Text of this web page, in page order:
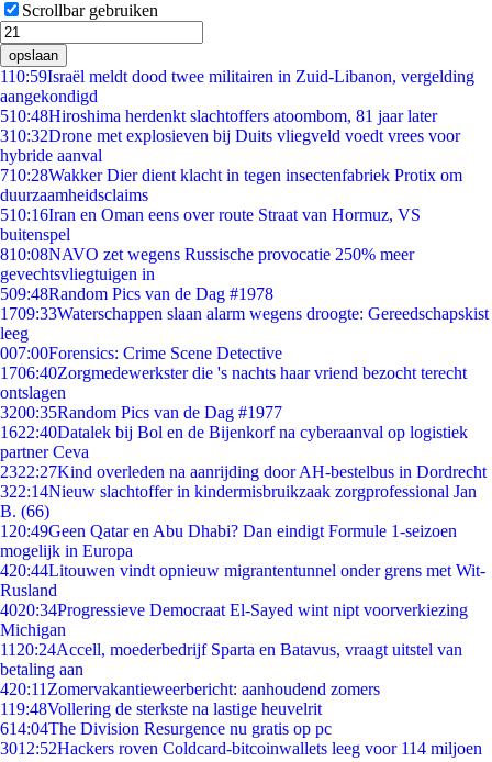
Scrollbar gebruiken
opslaan
110:59Israël meldt dood twee militairen in Zuid-Libanon, vergelding
aangekondigd
510:48Hiroshima herdenkt slachtoffers atoombom, 81 jaar later
310:32Drone met explosieven bij Duits vliegveld voedt vrees voor
hybride aanval
710:28Wakker Dier dient klacht in tegen insectenfabriek Protix om
duurzaamheidsclaims
510:16Iran en Oman eens over route Straat van Hormuz, VS
buitenspel
810:08NAVO zet wegens Russische provocatie 250% meer
gevechtsvliegtuigen in
509:48Random Pics van de Dag #1978
1709:33Waterschappen slaan alarm wegens droogte: Gereedschapskist
leeg
007:00Forensics: Crime Scene Detective
1706:40Zorgmedewerkster die 's nachts haar vriend bezocht terecht
ontslagen
3200:35Random Pics van de Dag #1977
1622:40Datalek bij Bol en de Bijenkorf na cyberaanval op logistiek
partner Ceva
2322:27Kind overleden na aanrijding door AH-bestelbus in Dordrecht
322:14Nieuw slachtoffer in kindermisbruikzaak zorgprofessional Jan
B. (66)
1 20:49Geen Qatar en Abu Dhabi? Dan eindigt Formule 1-seizoen
mogelijk in Europa
420:44Litouwen vindt opnieuw migrantentunnel onder grens met Wit-
Rusland
4020:34Progressieve Democraat El-Sayed wint nipt voorverkiezing
Michigan
11 20:24Accell, moederbedrijf Sparta en Batavus, vraagt uitstel van
betaling aan
420:11 Zomervakantieweerbericht: aanhoudend zomers
119:48Vollering de sterkste na lastige heuvelrit
614:04The Division Resurgence nu gratis op pc
3012:52Hackers roven Coldcard-bitcoinwallets leeg voor 114 miljoen